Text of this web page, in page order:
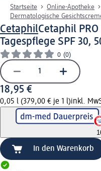
Startseite Online-Apotheke
Dermatologische
CetaphilCetaphil
Tagespflege SPF 30,
0 (0)
18,95 €
0,05 l (379,00 € je 1 l)inkl.
In den Warenkorb